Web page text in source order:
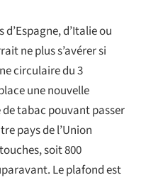
d’Italie ou
ne plus s’avérer si
circulaire du 3
une nouvelle
tabac pouvant passer
pays de l’Union
soit 800
Le plafond est